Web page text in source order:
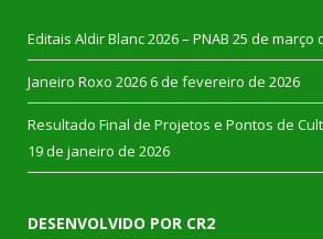
Editais Aldir Blanc 2026 – PNAB 25 de março
Janeiro Roxo 2026 6 de fevereiro de 2026
Resultado Final de Projetos e Pontos de
19 de janeiro de 2026
DESENVOLVIDO POR CR2